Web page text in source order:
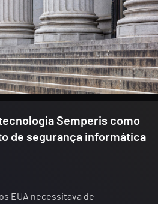
Semperis como
de segurança informática
EUA necessitava de